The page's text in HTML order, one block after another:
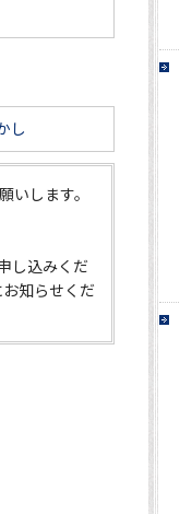
し
します。
し込みくだ
知らせくだ